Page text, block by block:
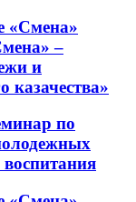
«Смена»
–
и
казачества»
по
воспитания